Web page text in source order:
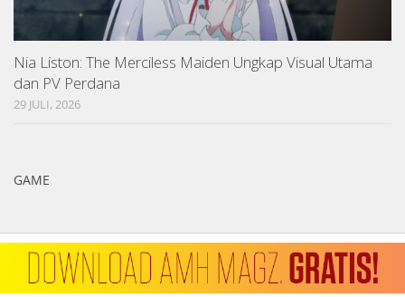
Nia Liston: The Merciless Maiden Ungkap Visual Utama
dan PV Perdana
29 JULI, 2026
GAME